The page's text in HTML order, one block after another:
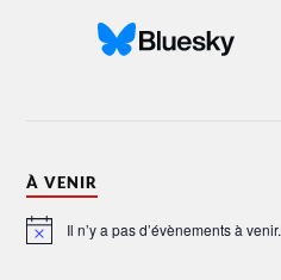
À VENIR
Notice Il n’y a pas d’évènements à venir.